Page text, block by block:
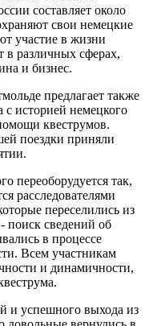
составляет около
свои немецкие
участие в жизни
в различных сферах,
и бизнес.
предлагает также
с историей немецкого
квеструмов.
поездки приняли
переоборудуется так,
расследователями
переселились из
поиск сведений об
в процессе
Всем участникам
и динамичности,
и успешного выхода из